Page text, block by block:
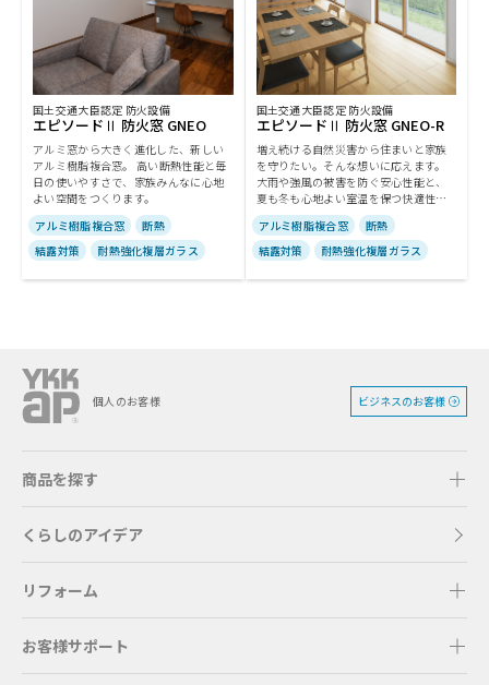
国土交通大臣認定 防火設備
エピソードⅡ 防火窓 GNEO
アルミ窓から大きく進化した、新しい
アルミ樹脂複合窓。 高い断熱性能と毎
日の使いやすさで、家族みんなに心地
よい空間をつくります。
アルミ樹脂複合窓
断熱
結露対策
耐熱強化複層ガラス
国土交通大臣認定 防火設備
エピソードⅡ 防火窓 GNEO-R
増え続ける自然災害から住まいと家族
を守りたい。そんな想いに応えます。
大雨や強風の被害を防ぐ安心性能と、
夏も冬も心地よい室温を保つ快適性能
をあわせ持つ窓です。
アルミ樹脂複合窓
断熱
結露対策
耐熱強化複層ガラス
個人のお客様 ビジネスのお客様
商品を探す
くらしのアイデア
リフォーム
お客様サポート